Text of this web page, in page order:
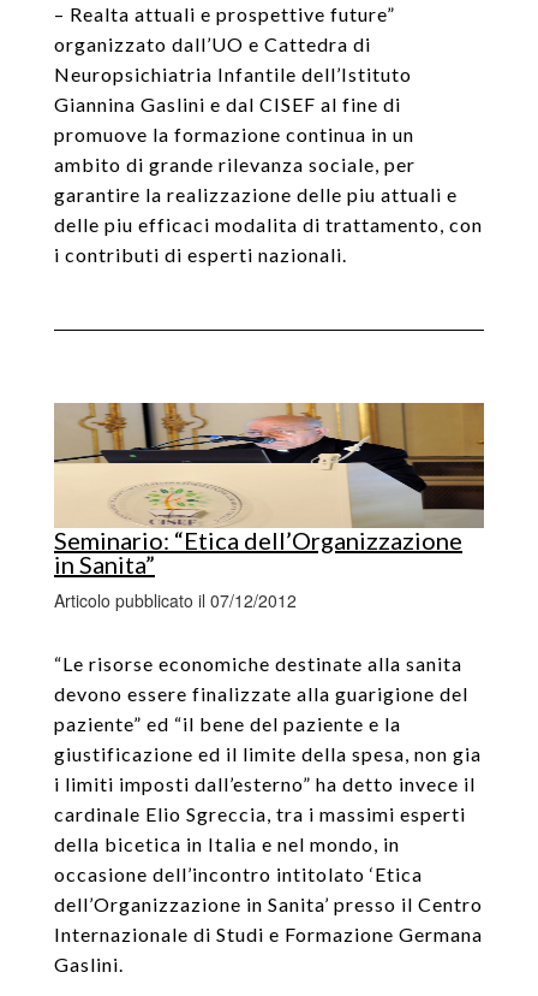
– Realta attuali e prospettive future”
organizzato dall’UO e Cattedra di
Neuropsichiatria Infantile dell’Istituto
Giannina Gaslini e dal CISEF al fine di
promuove la formazione continua in un
ambito di grande rilevanza sociale, per
garantire la realizzazione delle piu attuali e
delle piu efficaci modalita di trattamento, con
i contributi di esperti nazionali.
Seminario: “Etica dell’Organizzazione
in Sanita”
Articolo pubblicato il 07/12/2012
“Le risorse economiche destinate alla sanita
devono essere finalizzate alla guarigione del
paziente” ed “il bene del paziente e la
giustificazione ed il limite della spesa, non gia
i limiti imposti dall’esterno” ha detto invece il
cardinale Elio Sgreccia, tra i massimi esperti
della bicetica in Italia e nel mondo, in
occasione dell’incontro intitolato ‘Etica
dell’Organizzazione in Sanita’ presso il Centro
Internazionale di Studi e Formazione Germana
Gaslini.